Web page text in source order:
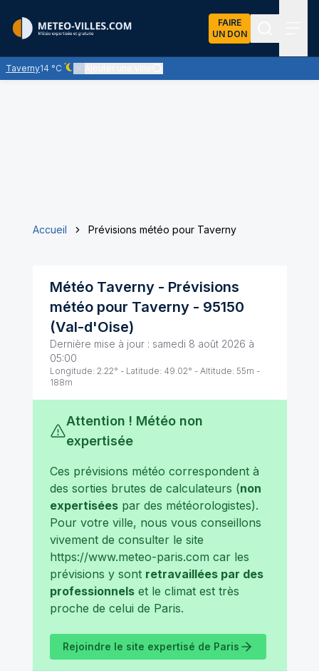
FAIRE
UN DON
Taverny14 °C
Ciel dégagé - quasiment pas de nuages
Accueil Prévisions météo pour Taverny
Météo Taverny- Prévisions
météo pour Taverny- 95150
(Val-d'Oise)
Dernière mise à jour : samedi 8 août 2026 à
05:00
Longitude: 2.22° - Latitude: 49.02° - Altitude: 55m -
188m
Attention ! Météo non
expertisée
Ces prévisions météo correspondent à
des sorties brutes de calculateurs (non
expertiséespar des météorologistes).
Pour votre ville, nous vous conseillons
vivement de consulter le site
https://www.meteo-paris.com car les
prévisions y sont retravaillées par des
professionnelset le climat est très
proche de celui de Paris.
Rejoindre le site expertisé de Paris